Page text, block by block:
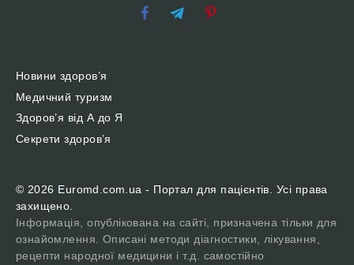
Новини здоров’я
Медичний туризм
Здоров’я від А до Я
Секрети здоров’я
© 2026 Euromd.com.ua - Портал для пацієнтів. Усі права
захищено.
Інформація, опублікована на сайті, призначена тільки для
ознайомлення. Описані методи діагностики, лікування,
рецепти народної медицини і т.д. самостійно